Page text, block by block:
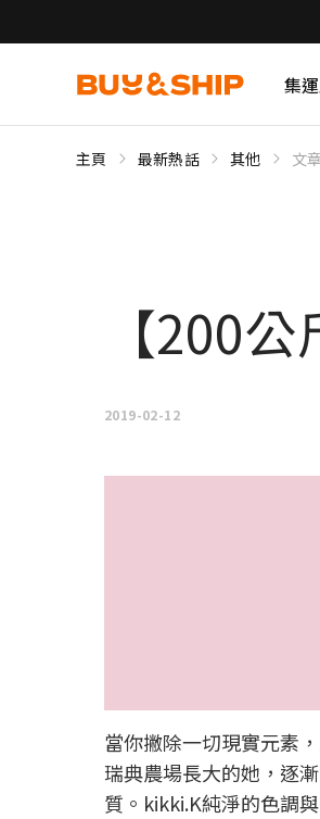
集
主頁 最新熱話 其他 文章
【200
2019-02-12
當你撇除一切現實元素
瑞典農場長大的她，逐
質。kikki.K純淨的色調